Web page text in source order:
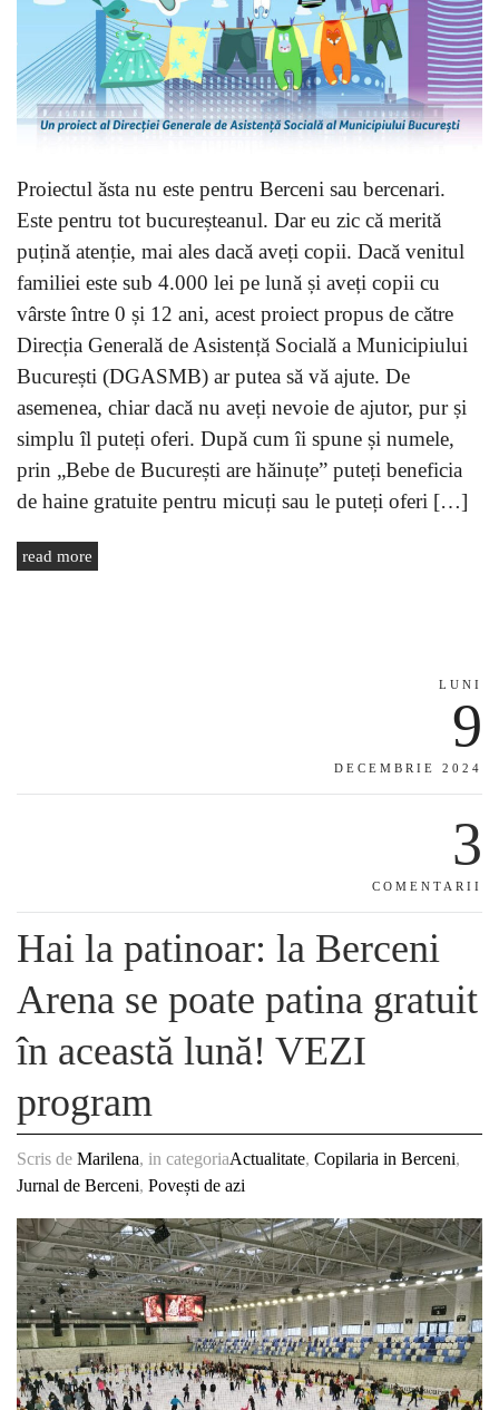
Proiectul ăsta nu este pentru Berceni sau bercenari.
Este pentru tot bucureșteanul. Dar eu zic că merită
puțină atenție, mai ales dacă aveți copii. Dacă venitul
familiei este sub 4.000 lei pe lună și aveți copii cu
vârste între 0 și 12 ani, acest proiect propus de către
Direcția Generală de Asistență Socială a Municipiului
București (DGASMB) ar putea să vă ajute. De
asemenea, chiar dacă nu aveți nevoie de ajutor, pur și
simplu îl puteți oferi. După cum îi spune și numele,
prin „Bebe de București are hăinuțe” puteți beneficia
de haine gratuite pentru micuți sau le puteți oferi […]
read more
LUNI
9
DECEMBRIE 2024
3
COMENTARII
Hai la patinoar: la Berceni
Arena se poate patina gratuit
în această lună! VEZI
program
Scris de Marilena, in categoriaActualitate, Copilaria in Berceni,
Jurnal de Berceni, Povești de azi